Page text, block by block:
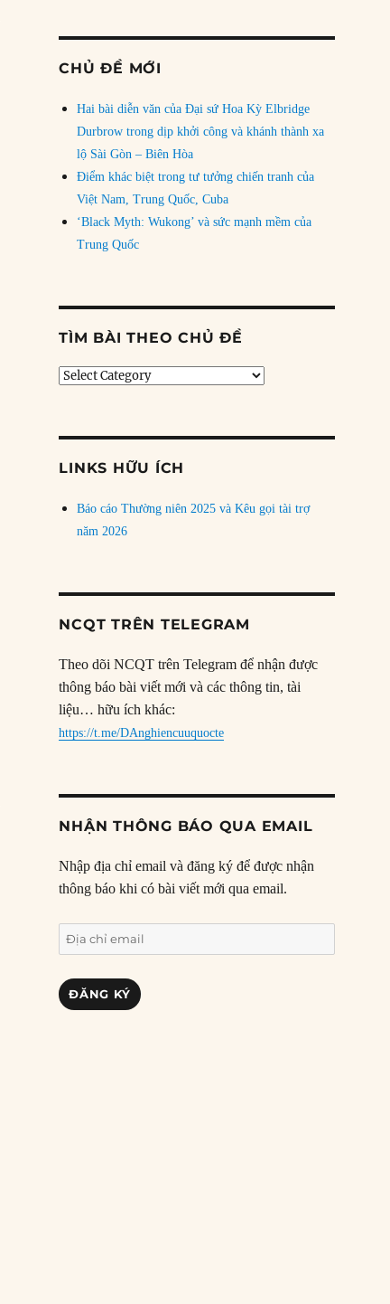
CHỦ ĐỀ MỚI
Hai bài diễn văn của Đại sứ Hoa Kỳ Elbridge
Durbrow trong dịp khởi công và khánh thành xa
lộ Sài Gòn – Biên Hòa
Điểm khác biệt trong tư tưởng chiến tranh của
Việt Nam, Trung Quốc, Cuba
‘Black Myth: Wukong’ và sức mạnh mềm của
Trung Quốc
TÌM BÀI THEO CHỦ ĐỀ
Tìm
chủ
LINKS HỮU ÍCH
Báo cáo Thường niên 2025 và Kêu gọi tài trợ
năm 2026
NCQT TRÊN TELEGRAM
Theo dõi NCQT trên Telegram để nhận được
thông báo bài viết mới và các thông tin, tài
liệu… hữu ích khác:
https://t.me/DAnghiencuuquocte
NHẬN THÔNG BÁO QUA EMAIL
Nhập địa chỉ email và đăng ký để được nhận
thông báo khi có bài viết mới qua email.
Địa
chỉ
email
ĐĂNG KÝ